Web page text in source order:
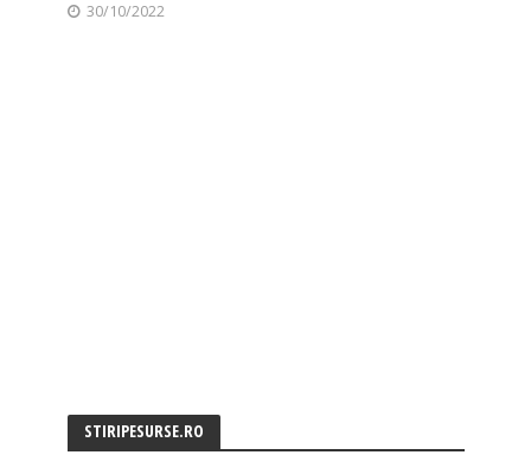
30/10/2022
STIRIPESURSE.RO